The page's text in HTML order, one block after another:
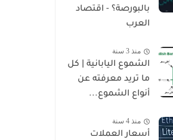
بالبورصة؟ - اقتصاد
العرب
منذ 3 سنة
الشموع اليابانية | كل
ما تريد معرفته عن
أنواع الشموع...
منذ 4 سنة
أسعار العملات